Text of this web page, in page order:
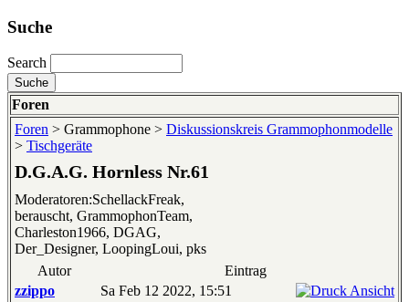
Suche
Search
Foren
Foren > Grammophone > Diskussionskreis Grammophonmodelle
> Tischgeräte
D.G.A.G. Hornless Nr.61
Moderatoren:SchellackFreak,
berauscht, GrammophonTeam,
Charleston1966, DGAG,
Der_Designer, LoopingLoui, pks
Autor
Eintrag
zzippo
Sa Feb 12 2022, 15:51